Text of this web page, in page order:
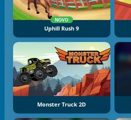
NOVO
Uphill Rush 9
Monster Truck 2D